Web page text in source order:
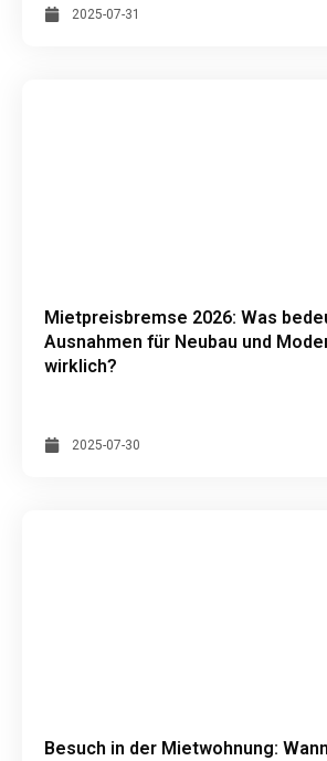
2025-07-31
Mietpreisbremse 2026: Was
Ausnahmen für Neubau und
wirklich?
2025-07-30
Besuch in der Mietwohnung: